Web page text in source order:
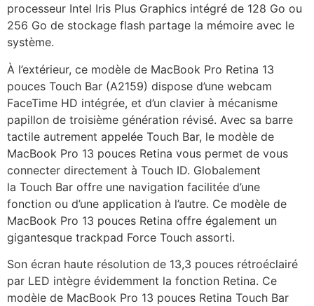
processeur Intel Iris Plus Graphics intégré de 128 Go ou
256 Go de stockage flash partage la mémoire avec le
système.
À l’extérieur, ce modèle de MacBook Pro Retina 13
pouces Touch Bar (A2159) dispose d’une webcam
FaceTime HD intégrée, et d’un clavier à mécanisme
papillon de troisième génération révisé. Avec sa barre
tactile autrement appelée Touch Bar, le modèle de
MacBook Pro 13 pouces Retina vous permet de vous
connecter directement à Touch ID. Globalement
la Touch Bar offre une navigation facilitée d’une
fonction ou d’une application à l’autre. Ce modèle de
MacBook Pro 13 pouces Retina offre également un
gigantesque trackpad Force Touch assorti.
Son écran haute résolution de 13,3 pouces rétroéclairé
par LED intègre évidemment la fonction Retina. Ce
modèle de MacBook Pro 13 pouces Retina Touch Bar